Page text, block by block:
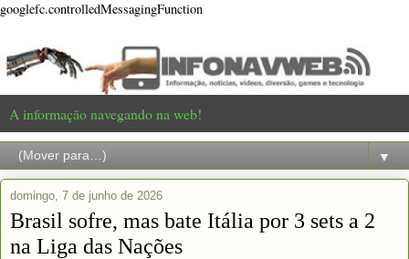
googlefc.controlledMessagingFunction
A informação navegando na web!
▼
domingo, 7 de junho de 2026
Brasil sofre, mas bate Itália por 3 sets a 2
na Liga das Nações